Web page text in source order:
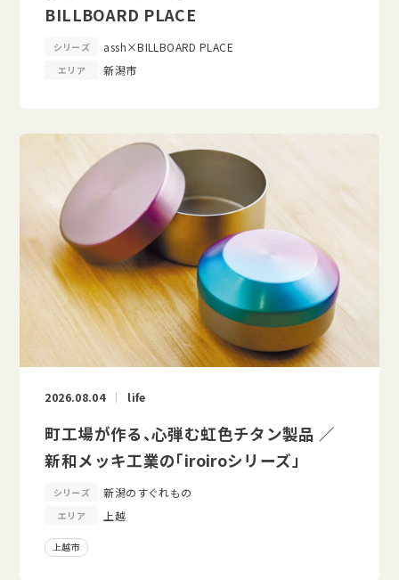
BILLBOARD PLACE
シリーズ assh×BILLBOARD PLACE
エリア 新潟市
2026.08.04 life
町工場が作る、心弾む虹色チタン製品 ／
新和メッキ工業の「iroiroシリーズ」
シリーズ 新潟のすぐれもの
エリア 上越
上越市